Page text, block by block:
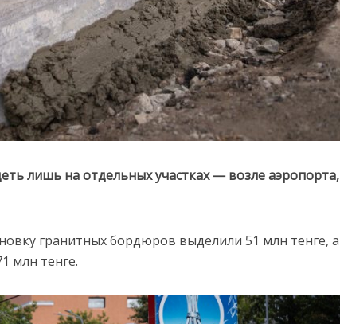
лишь на отдельных участках — возле аэропорта,
гранитных бордюров выделили 51 млн тенге, а
млн тенге.